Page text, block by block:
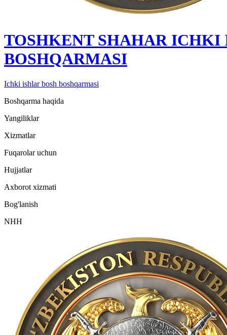
TOSHKENT SHAHAR IСHKI
BOSHQARMASI
Ichki ishlar bosh boshqarmasi
Boshqarma haqida
Yangiliklar
Xizmatlar
Fuqarolar uchun
Hujjatlar
Axborot xizmati
Bog'lanish
NHH